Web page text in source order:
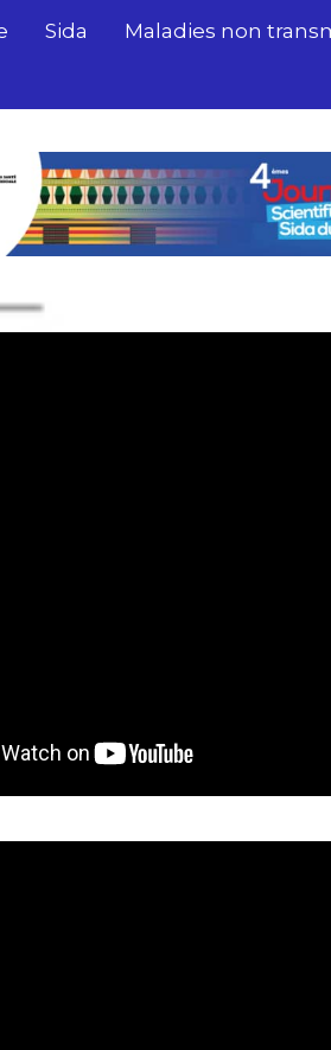
Sida Maladies non